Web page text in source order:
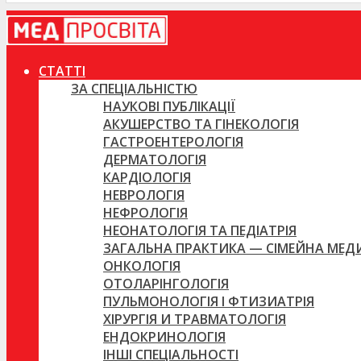
СТАТТІ
ЗА СПЕЦІАЛЬНІСТЮ
НАУКОВІ ПУБЛІКАЦІЇ
АКУШЕРСТВО ТА ГІНЕКОЛОГІЯ
ГАСТРОЕНТЕРОЛОГІЯ
ДЕРМАТОЛОГІЯ
КАРДІОЛОГІЯ
НЕВРОЛОГІЯ
НЕФРОЛОГІЯ
НЕОНАТОЛОГІЯ ТА ПЕДІАТРІЯ
ЗАГАЛЬНА ПРАКТИКА — СІМЕЙНА
ОНКОЛОГІЯ
ОТОЛАРІНГОЛОГІЯ
ПУЛЬМОНОЛОГІЯ І ФТИЗИАТРІЯ
ХІРУРГІЯ И ТРАВМАТОЛОГІЯ
ЕНДОКРИНОЛОГІЯ
ІНШІ СПЕЦІАЛЬНОСТІ